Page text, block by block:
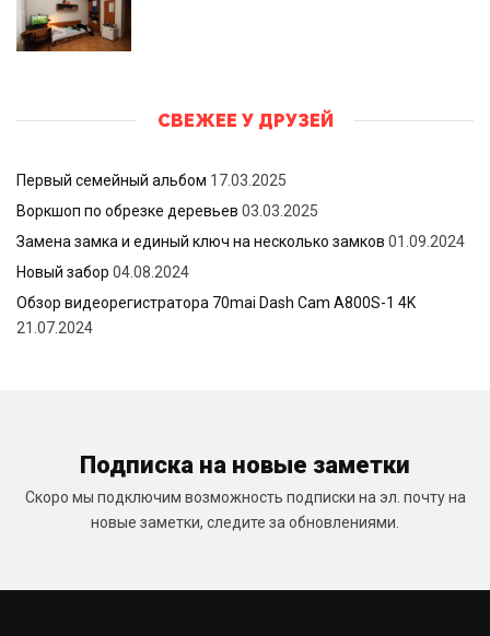
СВЕЖЕЕ У ДРУЗЕЙ
Первый семейный альбом 17.03.2025
Воркшоп по обрезке деревьев 03.03.2025
Замена замка и единый ключ на несколько замков 01.09.2024
Новый забор 04.08.2024
Обзор видеорегистратора 70mai Dash Cam A800S-1 4K
21.07.2024
Подписка на новые заметки
Скоро мы подключим возможность подписки на эл. почту на
новые заметки, следите за обновлениями.